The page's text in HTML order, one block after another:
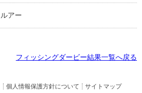
ルアー
フィッシングダービー結果一覧へ戻る
個人情報保護方針について
サイトマップ